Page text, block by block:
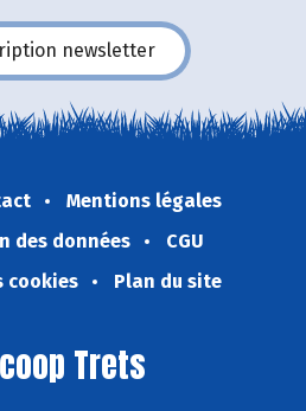
newsletter
Mentions légales
des données
CGU
cookies
Plan du site
Trets